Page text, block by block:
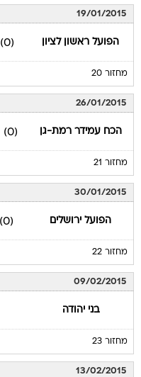
19/01/2015
הפועל ראשון לציון (0)
מחזור 20
26/01/2015
הכח עמידר רמת-גן (0)
מחזור 21
30/01/2015
הפועל ירושלים (0)
מחזור 22
09/02/2015
בני יהודה
מחזור 23
13/02/2015